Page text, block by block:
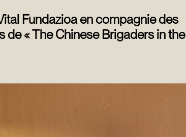
Fundazioa en compagnie des
de « The Chinese Brigaders in the